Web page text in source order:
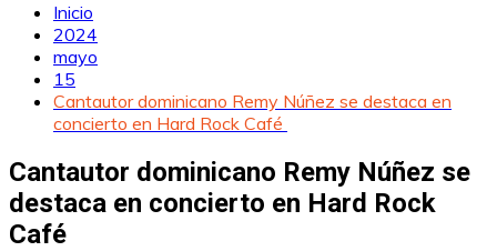
Inicio
2024
mayo
15
Cantautor dominicano Remy Núñez se destaca en
concierto en Hard Rock Café
Cantautor dominicano Remy Núñez se
destaca en concierto en Hard Rock
Café